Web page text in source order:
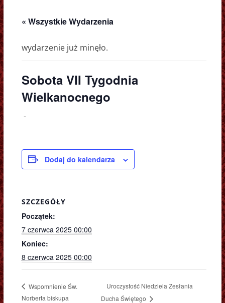
« Wszystkie Wydarzenia
wydarzenie już minęło.
Sobota VII Tygodnia
Wielkanocnego
-
Dodaj do kalendarza
SZCZEGÓŁY
Początek:
7 czerwca 2025 00:00
Koniec:
8 czerwca 2025 00:00
Wspomnienie Św.
Norberta biskupa
Uroczystość Niedziela Zesłania
Ducha Świętego